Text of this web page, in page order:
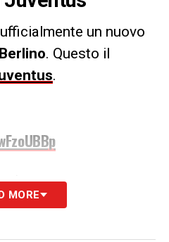
un nuovo
. Questo il
.
September 1, 2023
Union Berlin ha
italiano Leonardo
MORE